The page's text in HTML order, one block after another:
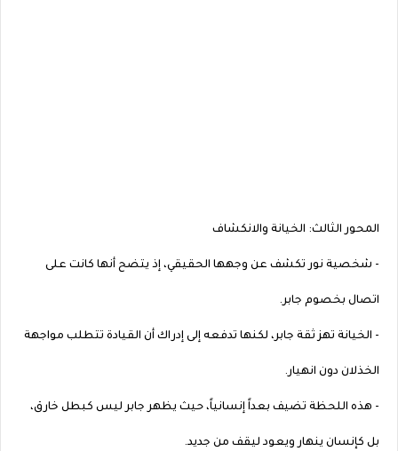
المحور الثالث: الخيانة والانكشاف
- شخصية نور تكشف عن وجهها الحقيقي، إذ يتضح أنها كانت على
اتصال بخصوم جابر.
- الخيانة تهز ثقة جابر، لكنها تدفعه إلى إدراك أن القيادة تتطلب مواجهة
الخذلان دون انهيار.
- هذه اللحظة تضيف بعداً إنسانياً، حيث يظهر جابر ليس كبطل خارق،
بل كإنسان ينهار ويعود ليقف من جديد.